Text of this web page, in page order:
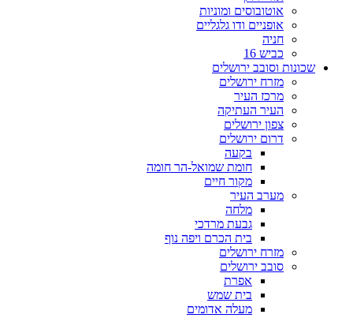
אוטובוסים ומוניות
אופניים ודו גלגליים
חניה
כביש 16
שכונות וסובב ירושלים
מזרח ירושלים
מרכז העיר
העיר העתיקה
צפון ירושלים
דרום ירושלים
בקעה
חומת שמואל-הר חומה
מקור חיים
מערב העיר
מלחה
גבעת מרדכי
בית הכרם ויפה נוף
מזרח ירושלים
סובב ירושלים
אפרת
בית שמש
מעלה אדומים